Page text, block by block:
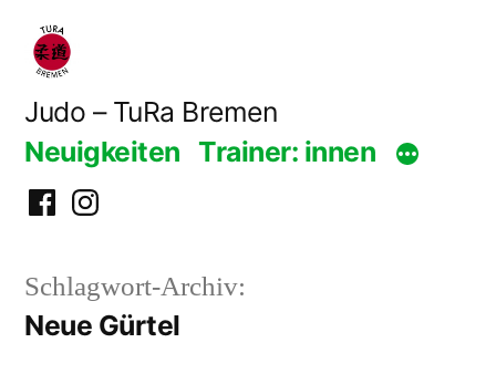
Zum
Inhalt
springen
Judo – TuRa Bremen
Neuigkeiten Trainer: innen
FacebookInstagram
Schlagwort-Archiv:
Neue Gürtel